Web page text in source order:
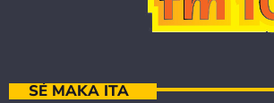
SÉ MAKA ITA